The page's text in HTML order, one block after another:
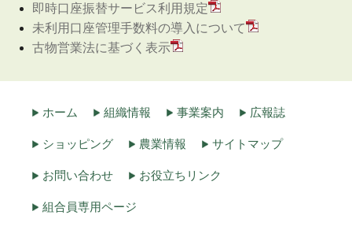
即時口座振替サービス利用規定
未利用口座管理手数料の導入について
古物営業法に基づく表示
ホーム 組織情報 事業案内 広報誌
ショッピング 農業情報 サイトマップ
お問い合わせ お役立ちリンク
組合員専用ページ